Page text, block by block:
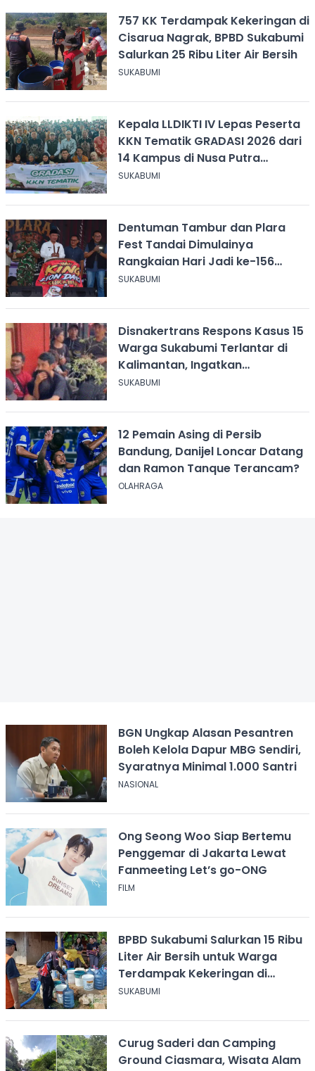
757 KK Terdampak Kekeringan di
Cisarua Nagrak, BPBD Sukabumi
Salurkan 25 Ribu Liter Air Bersih
SUKABUMI
Kepala LLDIKTI IV Lepas Peserta
KKN Tematik GRADASI 2026 dari
14 Kampus di Nusa Putra
University
SUKABUMI
Dentuman Tambur dan Plara
Fest Tandai Dimulainya
Rangkaian Hari Jadi ke-156
Kabupaten Sukabumi
SUKABUMI
Disnakertrans Respons Kasus 15
Warga Sukabumi Terlantar di
Kalimantan, Ingatkan
Pentingnya Perjanjian Kerja
SUKABUMI
12 Pemain Asing di Persib
Bandung, Danijel Loncar Datang
dan Ramon Tanque Terancam?
OLAHRAGA
BGN Ungkap Alasan Pesantren
Boleh Kelola Dapur MBG Sendiri,
Syaratnya Minimal 1.000 Santri
NASIONAL
Ong Seong Woo Siap Bertemu
Penggemar di Jakarta Lewat
Fanmeeting Let’s go-ONG
FILM
BPBD Sukabumi Salurkan 15 Ribu
Liter Air Bersih untuk Warga
Terdampak Kekeringan di
Cicurug
SUKABUMI
Curug Saderi dan Camping
Ground Ciasmara, Wisata Alam